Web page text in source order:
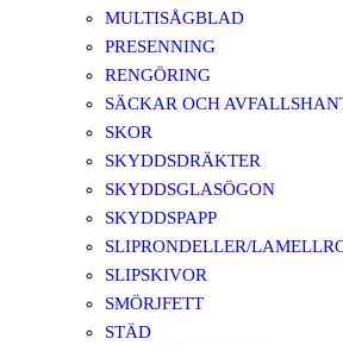
MULTISÅGBLAD
PRESENNING
RENGÖRING
SÄCKAR OCH
SKOR
SKYDDSDRÄKTER
SKYDDSGLASÖGON
SKYDDSPAPP
SLIPRONDELLER/
SLIPSKIVOR
SMÖRJFETT
STÄD